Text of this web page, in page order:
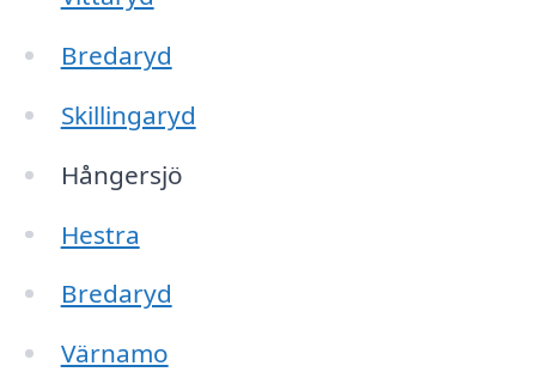
Bredaryd
Skillingaryd
Hångersjö
Hestra
Bredaryd
Värnamo